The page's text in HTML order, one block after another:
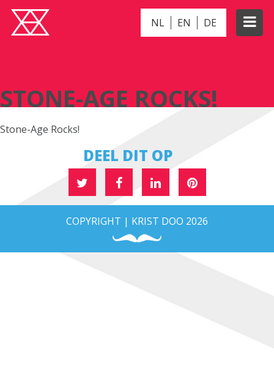
NL EN DE
STONE-AGE ROCKS!
Stone-Age Rocks!
DEEL DIT OP
COPYRIGHT | KRIST DOO 2026